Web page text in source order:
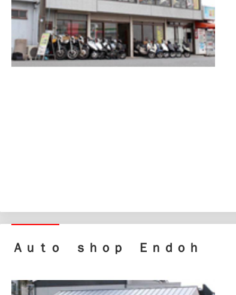
Ａｕｔｏ ｓｈｏｐ Ｅｎｄｏｈ